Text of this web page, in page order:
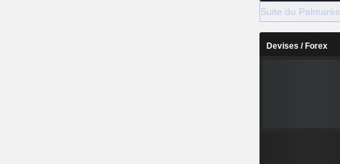
Suite du Palmarès
Devises / Forex